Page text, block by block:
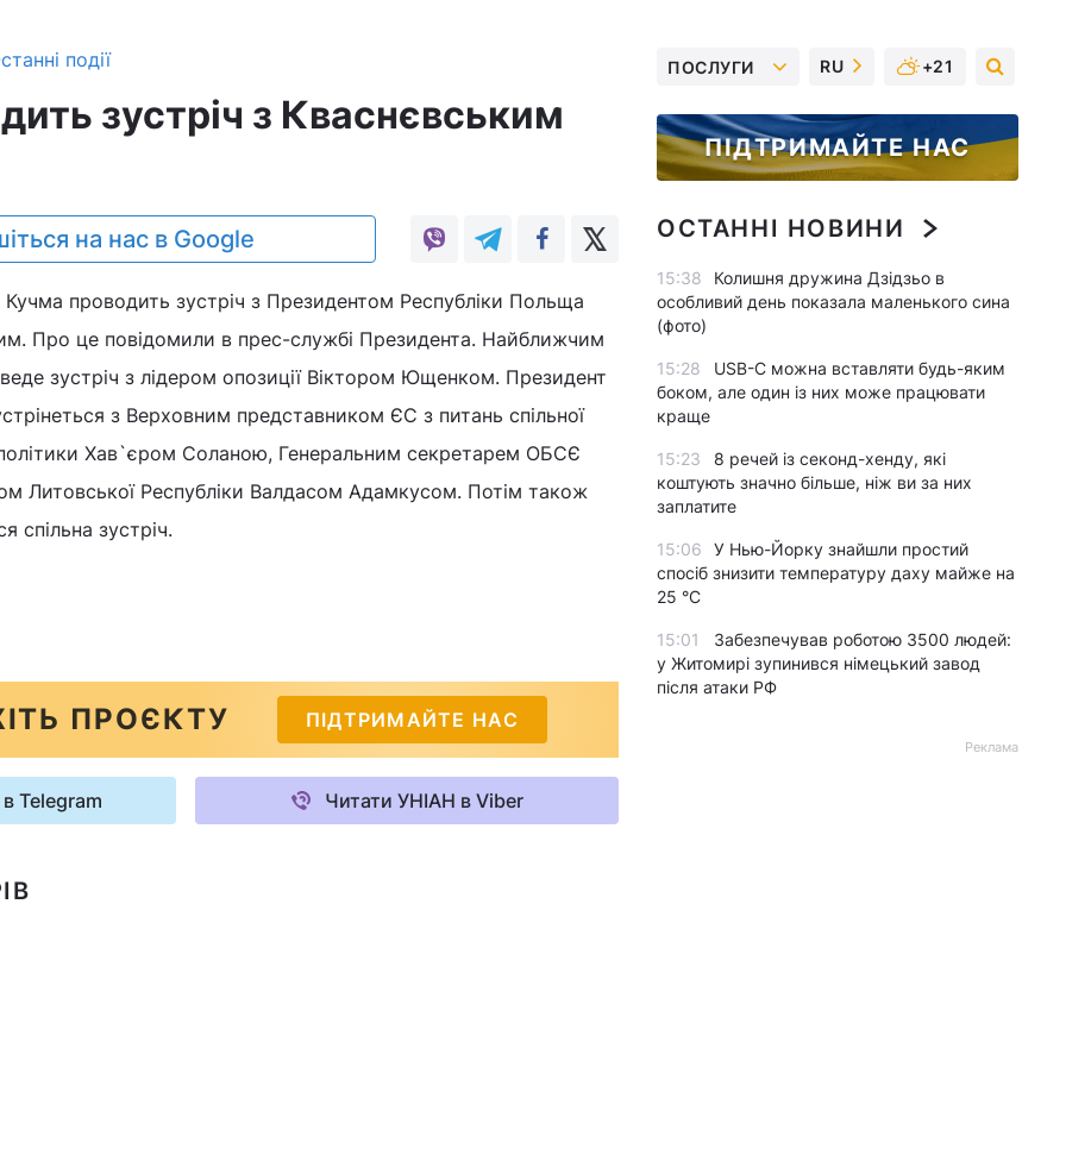
події
зустріч з Кваснєвським
на нас в Google
Кучма проводить зустріч з Президентом Республіки Польща
Про це повідомили в прес-службі Президента. Найближчим
зустріч з лідером опозиції Віктором Ющенком. Президент
з Верховним представником ЄС з питань спільної
політики Хав`єром Соланою, Генеральним секретарем ОБСЄ
Литовської Республіки Валдасом Адамкусом. Потім також
спільна зустріч.
ПРОЄКТУ ПІДТРИМАЙТЕ НАС
Telegram Читати УНІАН в Viber
ПОСЛУГИ RU +21
ПІДТРИМАЙТЕ НАС
ОСТАННІ НОВИНИ
15:38
Колишня дружина Дзідзьо в
особливий день показала маленького сина
(фото)
15:28
USB-C можна вставляти будь-яким
боком, але один із них може працювати
краще
15:23
8 речей із секонд-хенду, які
коштують значно більше, ніж ви за них
заплатите
15:06
У Нью-Йорку знайшли простий
спосіб знизити температуру даху майже на
25 °C
15:01
Забезпечував роботою 3500 людей:
у Житомирі зупинився німецький завод
після атаки РФ
Реклама